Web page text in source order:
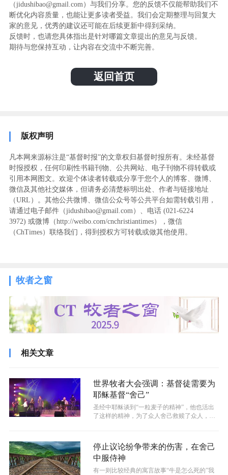
（jidushibao@gmail.com）与我们分享。您的反馈不仅能帮助我们不
断优化内容质量，也能让更多读者受益。我们会定期整理与回复大
家的意见，优秀的建议还可能在后续更新中得到采纳。
反馈时，也请您具体指出是针对哪篇文章提出的意见与反馈。
期待与您保持互动，让内容在交流中不断完善。
返回首页
版权声明
凡本网来源标注是“基督时报”的文章权归基督时报所有。未经基督
时报授权，任何印刷性书籍刊物、公共网站、电子刊物不得转载或
引用本网图文。欢迎个体读者转载或分享于您个人的博客、微博、
微信及其他社交媒体，但请务必清楚标明出处、作者与链接地址
（URL）。其他公共微博、微信公众号等公共平台如需转载引用，
请通过电子邮件（jidushibao@gmail.com）、电话 (021-6224
3972) ‬或微博（http://weibo.com/cnchristiantimes），微信
（ChTimes）联络我们，得到授权方可转载或做其他使用。
牧者之窗
相关文章
世界牧者大会强调：基督徒需要为
耶稣基督“舍己”
圣经中耶稣谈到“一粒麦子的精神”，他也活出
了这样的精神，为了众人舍己救赎了众人，同
停止议论纷争带来的伤害，在舍己
中服侍神
有一则比较经典的寓言故事“牛是怎么死的”我